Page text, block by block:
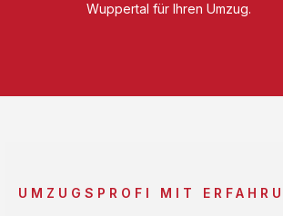
Wuppertal für Ihren Umzug.
UMZUGSPROFI MIT